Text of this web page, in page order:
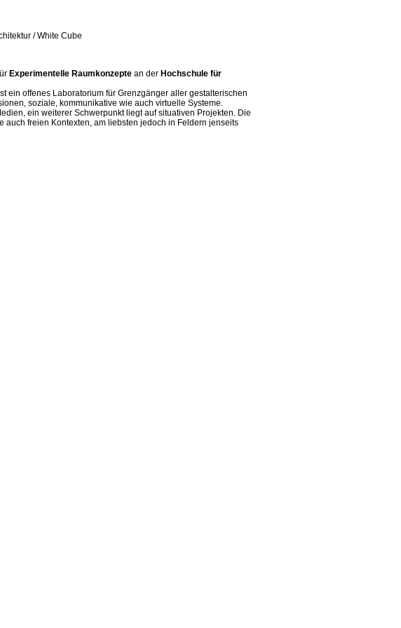
/White Cube
Experimentelle Raumkonzepte an der Hochschule für
ein offenes Laboratorium für Grenzgänger aller gestalterischen
soziale, kommunikative wie auch virtuelle Systeme.
ein weiterer Schwerpunkt liegt auf situativen Projekten. Die
freien Kontexten, am liebsten jedoch in Feldern jenseits